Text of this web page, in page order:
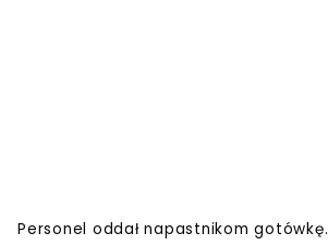
Personel oddał napastnikom gotówkę.